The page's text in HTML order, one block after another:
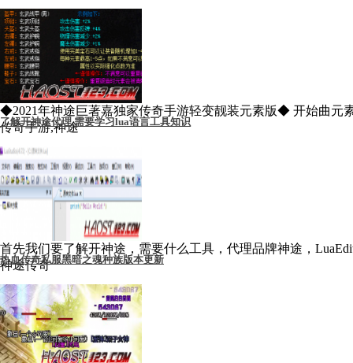
◆2021年神途巨著嘉独家传奇手游轻变靓装元素版◆ 开始曲元
传奇手游,神途
了解开神途代理,需要学习lua语言工具知识
首先我们要了解开神途，需要什么工具，代理品牌神途，
神途传奇
热血传奇私服黑暗之魂种族版本更新